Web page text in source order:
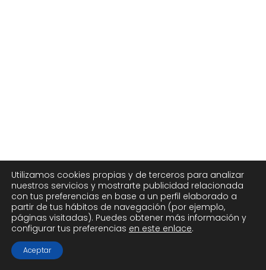
Utilizamos cookies propias y de terceros para analizar
nuestros servicios y mostrarte publicidad relacionada
con tus preferencias en base a un perfil elaborado a
partir de tus hábitos de navegación (por ejemplo,
páginas visitadas). Puedes obtener más información y
configurar tus preferencias en este enlace.
Aceptar